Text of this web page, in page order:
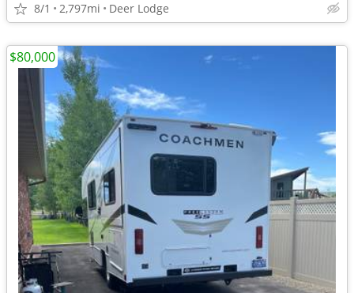
8/1 2,797mi Deer Lodge
$80,000